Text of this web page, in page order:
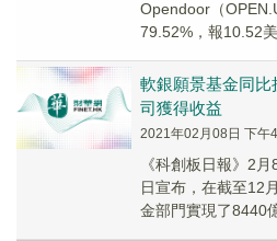
Opendoor（
79.52%，報10.52
軟銀願景基金同比
司獲得收益
2021年02月08日 下午
《科創板日報》2
日宣布，在截至12
金部門實現了8440